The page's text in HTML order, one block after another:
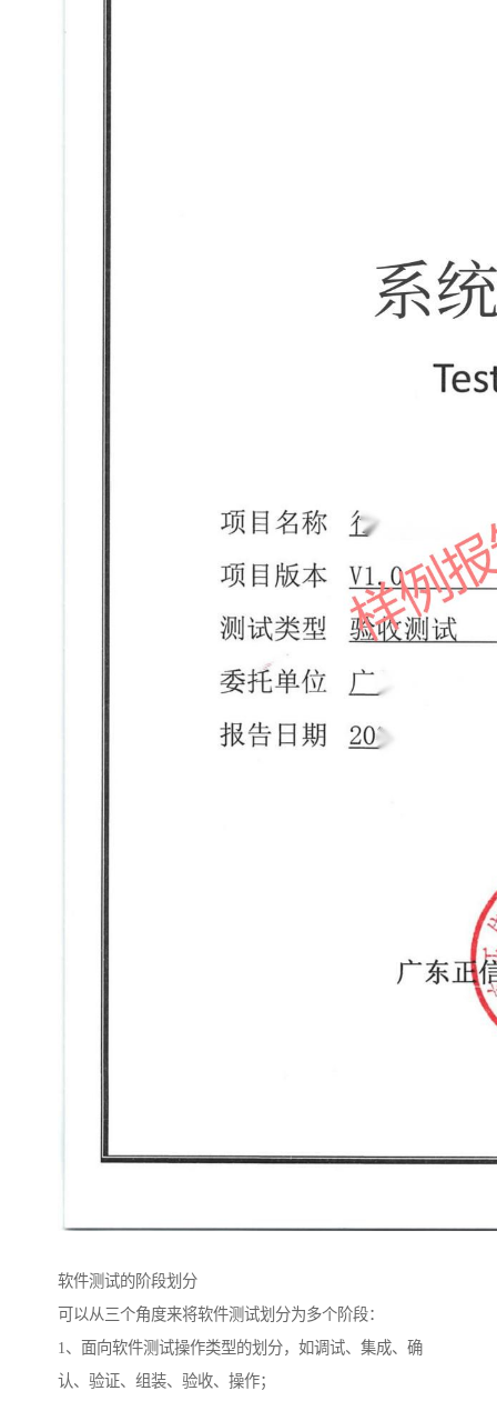
软件测试的阶段划分
可以从三个角度来将软件测试划分为多个阶段：
1、面向软件测试操作类型的划分，如调试、集成、确
认、验证、组装、验收、操作；